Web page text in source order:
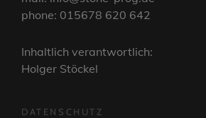
phone: 015678 620 642
Inhaltlich verantwortlich:
Holger Stöckel
DATENSCHUTZ